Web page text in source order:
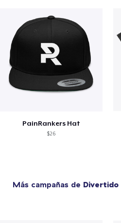
PainRankers Hat
$26
Más campañas de Divertido